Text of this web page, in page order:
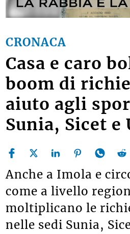
CRONACA
Casa e caro
boom di
aiuto agli
Sunia, Sicet e
Anche a Imola e
come a livello
moltiplicano le
nelle sedi Sunia,